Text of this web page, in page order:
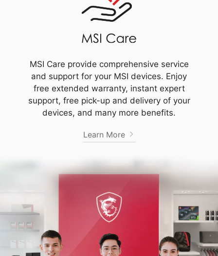
MSI Care provide comprehensive service
and support for your MSI devices. Enjoy
free extended warranty, instant expert
support, free pick-up and delivery of your
devices, and many more benefits.
Learn More